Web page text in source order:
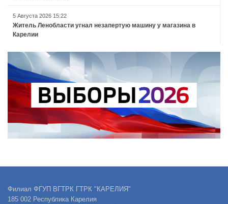
5 Августа 2026 15:22
Житель Ленобласти угнал незапертую машину у магазина в
Карелии
Филиал ФГУП ВГТРК ГТРК "КАРЕЛИЯ"
185 002 Республика Карелия